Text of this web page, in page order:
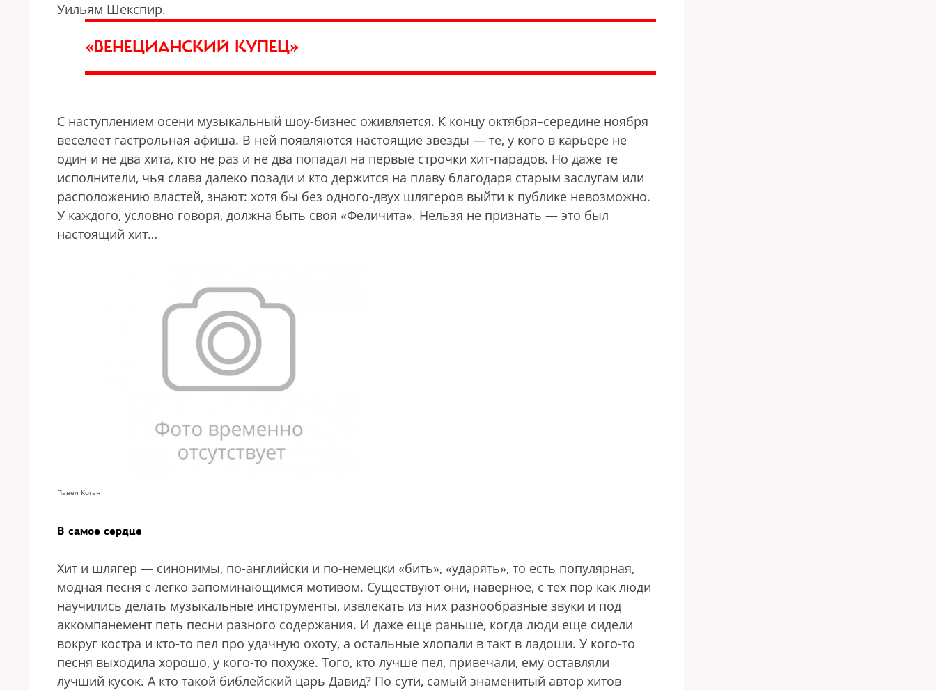
Уильям Шекспир.
«ВЕНЕЦИАНСКИЙ КУПЕЦ»
С наступлением осени музыкальный шоу-бизнес оживляется. К концу октября–середине ноября
веселеет гастрольная афиша. В ней появляются настоящие звезды — те, у кого в карьере не
один и не два хита, кто не раз и не два попадал на первые строчки хит-парадов. Но даже те
исполнители, чья слава далеко позади и кто держится на плаву благодаря старым заслугам или
расположению властей, знают: хотя бы без одного-двух шлягеров выйти к публике невозможно.
У каждого, условно говоря, должна быть своя «Феличита». Нельзя не признать — это был
настоящий хит…
Павел Коган
В самое сердце
Хит и шлягер — синонимы, по-английски и по-немецки «бить», «ударять», то есть популярная,
модная песня с легко запоминающимся мотивом. Существуют они, наверное, с тех пор как люди
научились делать музыкальные инструменты, извлекать из них разнообразные звуки и под
аккомпанемент петь песни разного содержания. И даже еще раньше, когда люди еще сидели
вокруг костра и кто-то пел про удачную охоту, а остальные хлопали в такт в ладоши. У кого-то
песня выходила хорошо, у кого-то похуже. Того, кто лучше пел, привечали, ему оставляли
лучший кусок. А кто такой библейский царь Давид? По сути, самый знаменитый автор хитов